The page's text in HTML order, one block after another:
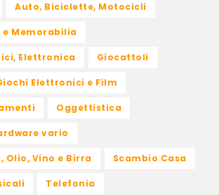
Auto, Biciclette, Motocicli
Memorabilia
Elettronica Giocattoli
Elettronici e Film
Oggettistica
vario
Olio, Vino e Birra Scambio Casa
Telefonia